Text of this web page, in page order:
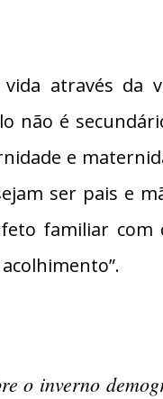
através da
não é
e
ser pais e
familiar com
o inverno